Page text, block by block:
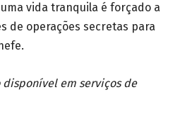
vida tranquila é forçado a
de operações secretas para
disponível em serviços de